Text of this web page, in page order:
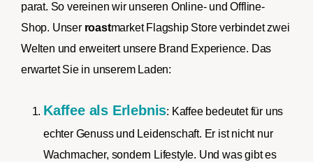
parat. So vereinen wir unseren Online- und Offline-
Shop. Unser roastmarket Flagship Store verbindet zwei
Welten und erweitert unsere Brand Experience. Das
erwartet Sie in unserem Laden:
Kaffee als Erlebnis: Kaffee bedeutet für uns
echter Genuss und Leidenschaft. Er ist nicht nur
Wachmacher, sondern Lifestyle. Und was gibt es